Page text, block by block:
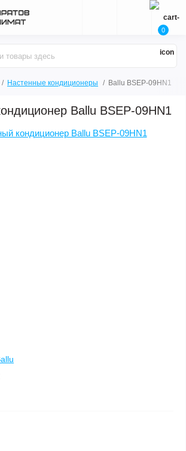
0
Настенные кондиционеры Ballu BSEP-09HN1
Ballu BSEP-09HN1